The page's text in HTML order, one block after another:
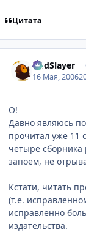
Цитата
GodSlayer
16 Мая, 2006
О!
Давно являюсь
прочитал уже 11
четыре
запоем, не
Кстати, читать
(т.е.
исправленно
издательства.